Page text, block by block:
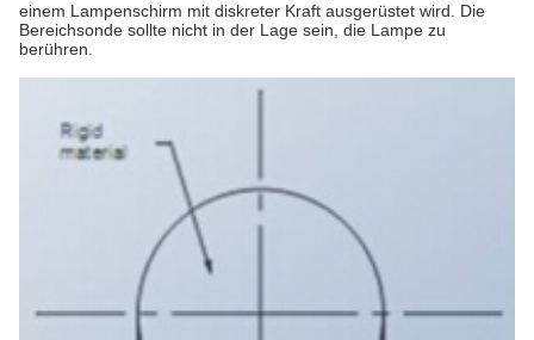
einem Lampenschirm mit diskreter Kraft ausgerüstet wird. Die
Bereichsonde sollte nicht in der Lage sein, die Lampe zu
berühren.